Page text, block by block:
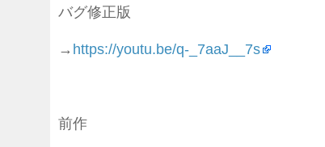
バグ修正版
→ https://youtu.be/q-_7aaJ__7s
前作